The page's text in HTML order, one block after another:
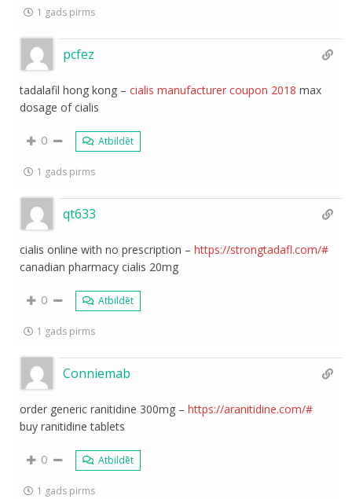
1 gads pirms
pcfez
tadalafil hong kong –cialis manufacturer coupon 2018 max
dosage of cialis
0 Atbildēt
1 gads pirms
qt633
cialis online with no prescription –https://strongtadafl.com/#
canadian pharmacy cialis 20mg
0 Atbildēt
1 gads pirms
Conniemab
order generic ranitidine 300mg –https://aranitidine.com/#
buy ranitidine tablets
0 Atbildēt
1 gads pirms